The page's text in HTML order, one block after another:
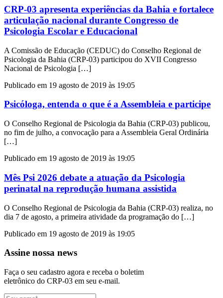
CRP-03 apresenta experiências da Bahia e fortalece
articulação nacional durante Congresso de
Psicologia Escolar e Educacional
A Comissão de Educação (CEDUC) do Conselho Regional de
Psicologia da Bahia (CRP-03) participou do XVII Congresso
Nacional de Psicologia […]
Publicado em 19 agosto de 2019 às 19:05
Psicóloga, entenda o que é a Assembleia e participe
O Conselho Regional de Psicologia da Bahia (CRP-03) publicou,
no fim de julho, a convocação para a Assembleia Geral Ordinária
[…]
Publicado em 19 agosto de 2019 às 19:05
Mês Psi 2026 debate a atuação da Psicologia
perinatal na reprodução humana assistida
O Conselho Regional de Psicologia da Bahia (CRP-03) realiza, no
dia 7 de agosto, a primeira atividade da programação do […]
Publicado em 19 agosto de 2019 às 19:05
Assine nossa news
Faça o seu cadastro agora e receba o boletim
eletrônico do CRP-03 em seu e-mail.